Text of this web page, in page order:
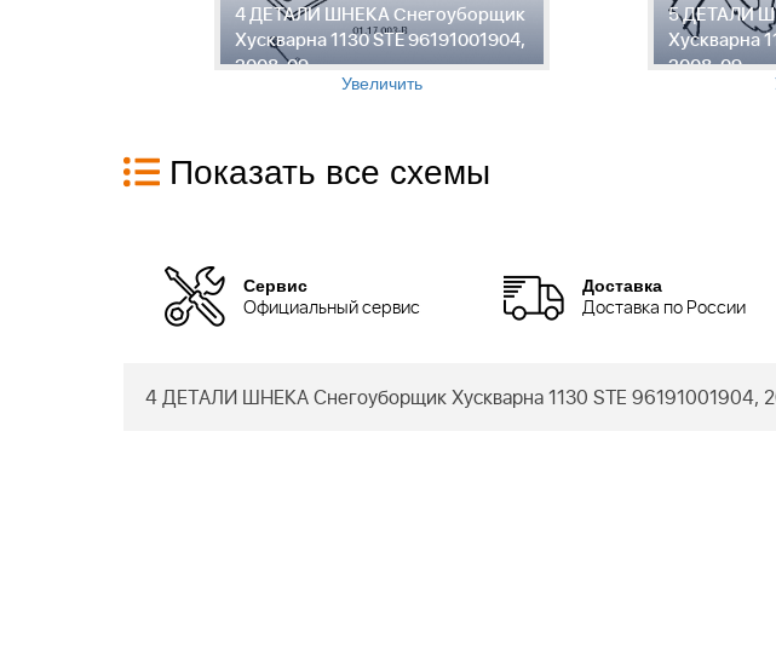
4 ДЕТАЛИ ШНЕКА Снегоуборщик
Хускварна 1130 STE 96191001904,
2008-09
Увеличить
5 ДЕТАЛИ
Хускварна
2008-09
Показать все схемы
Сервис
Официальный сервис
Доставка
Доставка по России
4 ДЕТАЛИ ШНЕКА Снегоуборщик Хускварна 1130 STE 96191001904,